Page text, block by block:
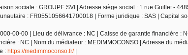
sociale : GROUPE SVI | Adresse siège social : 1 rue Guillet -
: FR0551056641700018 | Forme juridique : SAS | Capital
00-00 | Lieu de délivrance : NC | Caisse de garantie financière :
: NC | Nom du médiateur : MEDIMMOCONSO | Adresse du
: https://medimmoconso.fr/|